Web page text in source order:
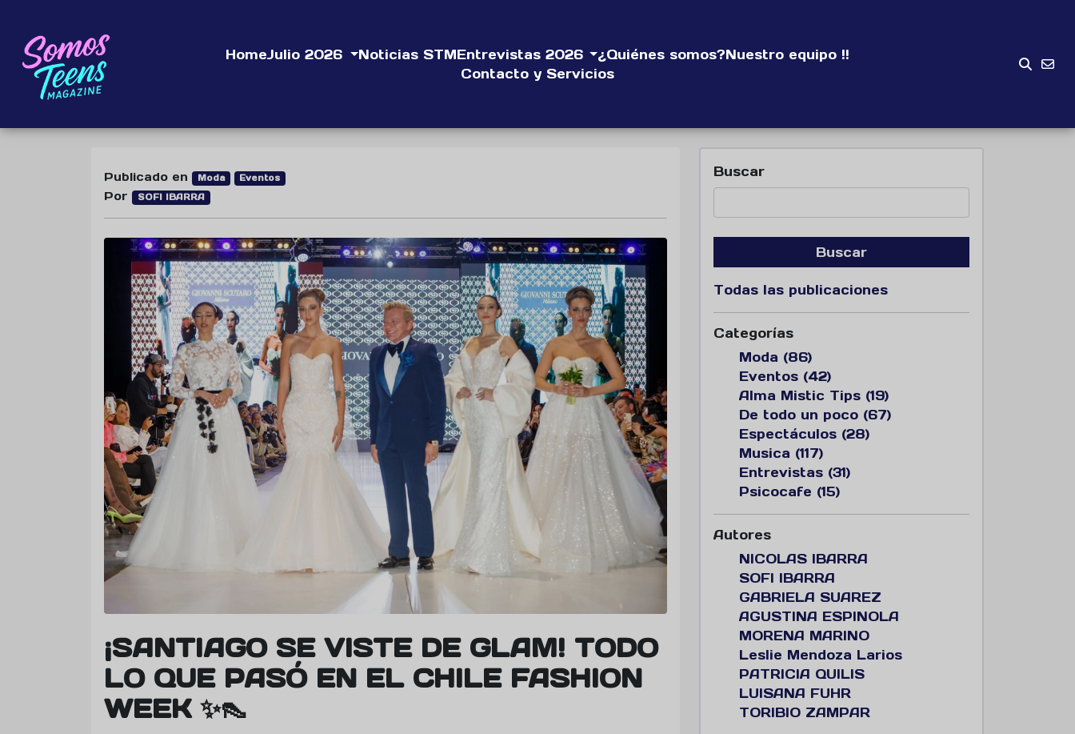
HomeJulio 2026 Noticias STMEntrevistas 2026 ¿Quiénes somos?Nuestro equipo !!
Contacto y Servicios
Publicado en Moda Eventos
Por SOFI IBARRA
¡SANTIAGO SE VISTE DE GLAM! TODO
LO QUE PASÓ EN EL CHILE FASHION
WEEK ✨👠
Buscar
Buscar
Todas las publicaciones
Categorías
Moda (86)
Eventos (42)
Alma Mistic Tips (19)
De todo un poco (67)
Espectáculos (28)
Musica (117)
Entrevistas (31)
Psicocafe (15)
Autores
NICOLAS IBARRA
SOFI IBARRA
GABRIELA SUAREZ
AGUSTINA ESPINOLA
MORENA MARINO
Leslie Mendoza Larios
PATRICIA QUILIS
LUISANA FUHR
TORIBIO ZAMPAR